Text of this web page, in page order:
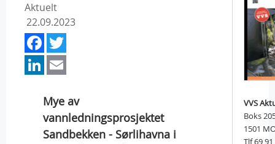
Aktuelt
22.09.2023
Facebook
LinkedIn
Mye av
vannledningsprosjektet
Sandbekken - Sørlihavna i
VVS
Boks
1501